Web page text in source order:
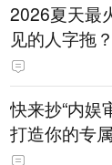
2026夏天最
见的人字拖？
快来抄“内娱
打造你的专